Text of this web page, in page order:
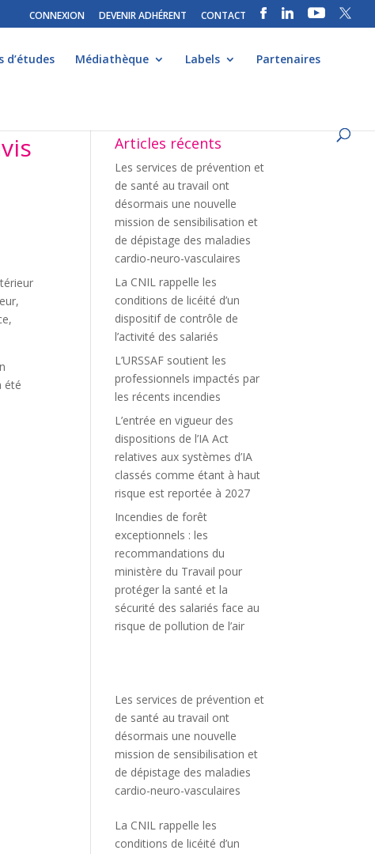
CONNEXION DEVENIR ADHÉRENT CONTACT
d’études Médiathèque Labels Partenaires
été
Articles récents
Les services de prévention et
de santé au travail ont
désormais une nouvelle
mission de sensibilisation et
de dépistage des maladies
cardio-neuro-vasculaires
La CNIL rappelle les
conditions de licéité d’un
dispositif de contrôle de
l’activité des salariés
L’URSSAF soutient les
professionnels impactés par
les récents incendies
L’entrée en vigueur des
dispositions de l’IA Act
relatives aux systèmes d’IA
classés comme étant à haut
risque est reportée à 2027
Incendies de forêt
exceptionnels : les
recommandations du
ministère du Travail pour
protéger la santé et la
sécurité des salariés face au
risque de pollution de l’air
Les services de prévention et
de santé au travail ont
désormais une nouvelle
mission de sensibilisation et
de dépistage des maladies
cardio-neuro-vasculaires
La CNIL rappelle les
conditions de licéité d’un